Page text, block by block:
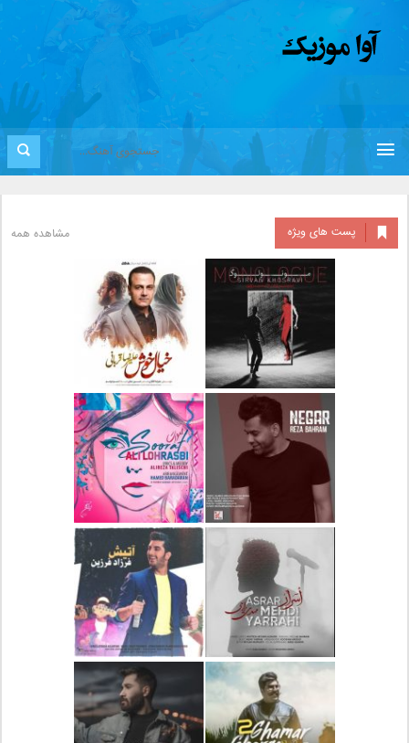
پست های ویژه مشاهده همه
دانلود آلبوم جدید سیروان
خسروی بنام مونولوگ
دانلود آهنگ جدید علیرضا
قربانی بنام خیال خوش
دانلود آهنگ جدید رضا
بهرام بنام نگار
دانلود آهنگ جدید علی
لهراسبی بنام صورت
دانلود آهنگ جدید مهدی
یراحی بنام اسرار
دانلود آهنگ جدید فرزاد
فرزین بنام آتیش